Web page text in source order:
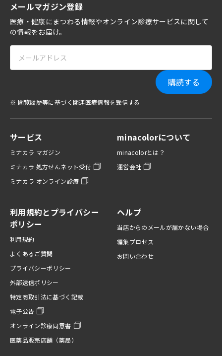
メールマガジン登録
医療・健康にまつわる情報やオンライン診療サービスに関して
の情報をお届け。
購読する
※ 閲覧履歴等に基づく関連医療情報を受信する
サービス
ミナカラ マガジン
ミナカラ 処方せんネット受付
ミナカラ オンライン診療
minacolorについて
minacolorとは？
運営会社
利用規約とプライバシー
ポリシー
利用規約
よくあるご質問
プライバシーポリシー
外部送信ポリシー
特定商取引法に基づく記載
電子公告
オンライン診療同意書
医薬品販売店舗（薬局）
ヘルプ
当店からのメールが届かない場合
編集プロセス
お問い合わせ